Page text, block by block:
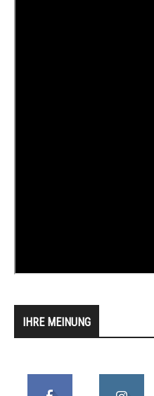
IHRE MEINUNG